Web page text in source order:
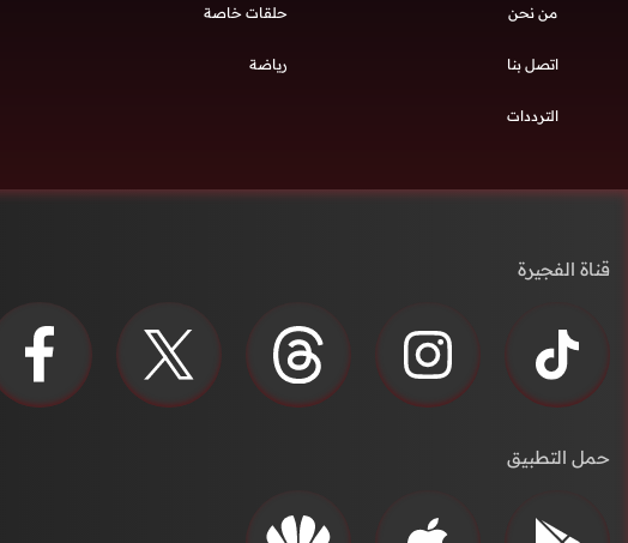
من نحن
اتصل بنا
الترددات
حلقات خاصة
رياضة
قناة الفجيرة
حمل التطبيق